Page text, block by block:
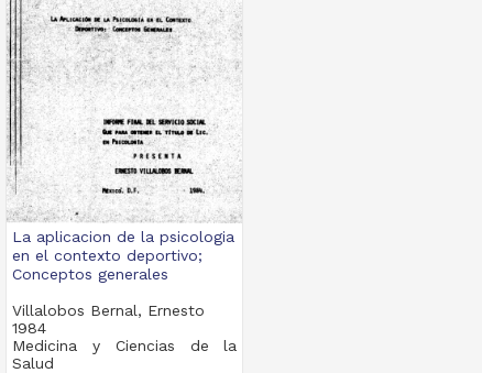
La aplicacion de la psicologia
en el contexto deportivo;
Conceptos generales
Villalobos Bernal, Ernesto
1984
Medicina y Ciencias de la
Salud